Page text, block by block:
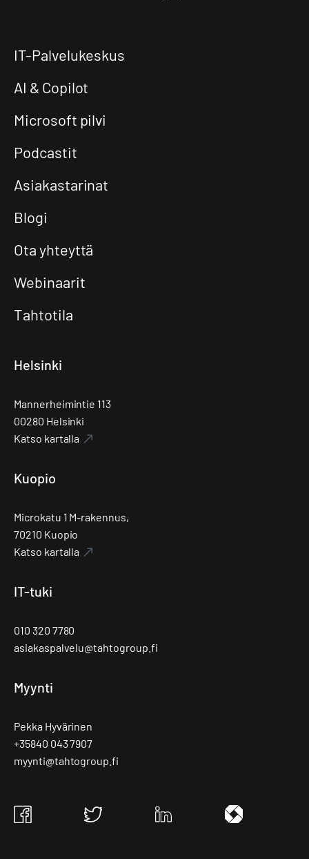
IT-Palvelukeskus
AI & Copilot
Microsoft pilvi
Podcastit
Asiakastarinat
Blogi
Ota yhteyttä
Webinaarit
Tahtotila
Helsinki
Mannerheimintie 113
00280 Helsinki
Katso kartalla
Kuopio
Microkatu 1 M-rakennus,
70210 Kuopio
Katso kartalla
IT-tuki
010 320 7780
asiakaspalvelu@tahtogroup.fi
Myynti
Pekka Hyvärinen
+35840 043 7907
myynti@tahtogroup.fi
Tahto
Tahto
Tahto
Tahto